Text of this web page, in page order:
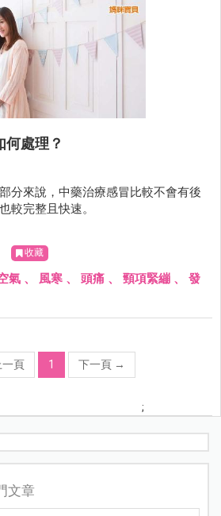
何處理？
分來說，中藥治療感冒比較不會有後
較完整且快速。
收藏
氣 、 風寒 、 頭痛 、 頸項緊繃 、 發
一頁 1 下一頁 →
;
文章